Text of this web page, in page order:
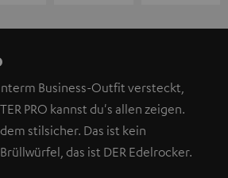
Business-Outfit versteckt,
PRO kannst du's allen zeigen.
stilsicher. Das ist kein
das ist DER Edelrocker.